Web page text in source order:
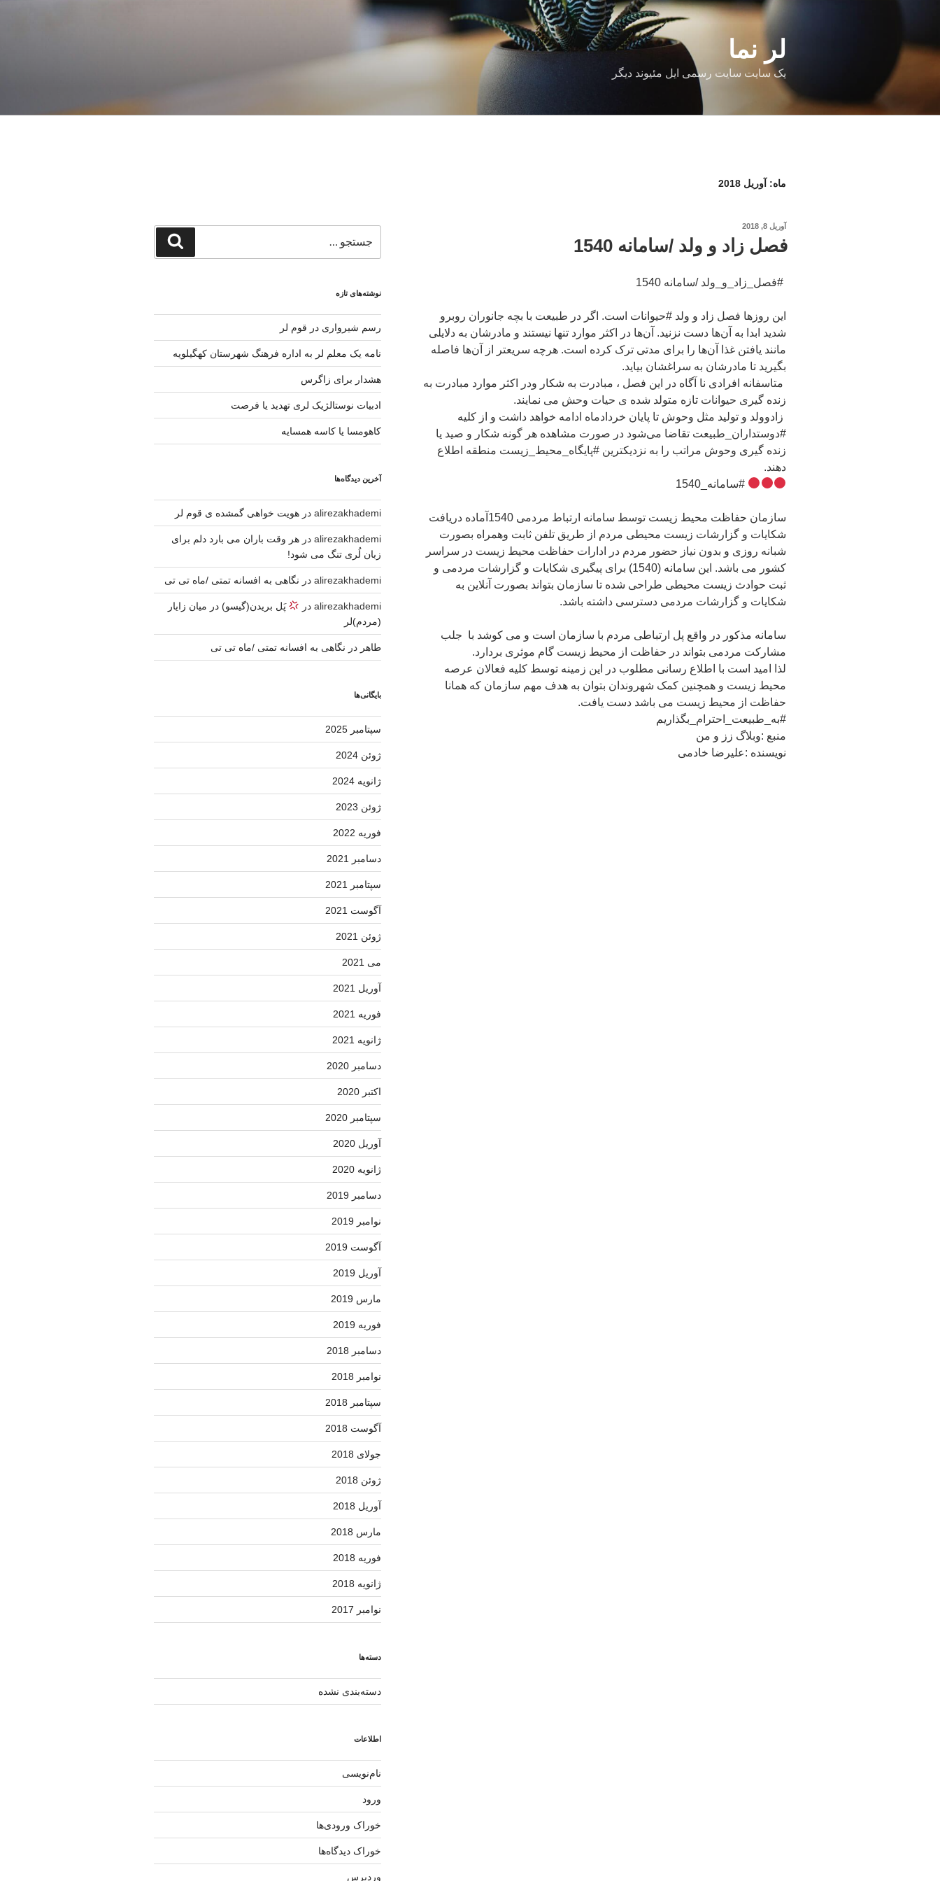
لر نما
یک سایت سایت رسمی ایل مئیوند دیگر
ماه: آوریل 2018
نوشته‌شده
آوریل 8, 2018
فصل زاد و ولد /سامانه 1540
‌ #فصل_زاد_و_ولد /سامانه 1540
این روزها فصل زاد و ولد #حیوانات است. اگر در طبیعت با بچه جانوران روبرو
شدید ابدا به آن‌ها دست نزنید. آن‌ها در اکثر موارد تنها نیستند و مادرشان به دلایلی
مانند یافتن غذا آن‌ها را برای مدتی ترک کرده است. هرچه سریعتر از آن‌ها فاصله
بگیرید تا مادرشان به سراغشان بیاید.
متاسفانه افرادی نا آگاه در این فصل ، مبادرت به شکار ودر اکثر موارد مبادرت به
زنده گیری حیوانات تازه متولد شده ی حیات وحش می نمایند.
زادوولد و تولید مثل وحوش تا پایان خردادماه ادامه خواهد داشت و از کلیه
#دوستداران_طبیعت تقاضا می‌شود در صورت مشاهده هر گونه شکار و صید یا
زنده گیری وحوش مراتب را به نزدیکترین #پایگاه_محیط_زیست منطقه اطلاع
دهند.
#سامانه_1540
سازمان حفاظت محیط زیست توسط سامانه ارتباط مردمی 1540آماده دریافت
شکایات و گزارشات زیست محیطی مردم از طریق تلفن ثابت وهمراه بصورت
شبانه روزی و بدون نیاز حضور مردم در ادارات حفاظت محیط زیست در سراسر
کشور می باشد. این سامانه (1540) برای پیگیری شکایات و گزارشات مردمی و
ثبت حوادث زیست محیطی طراحی شده تا سازمان بتواند بصورت آنلاین به
شکایات و گزارشات مردمی دسترسی داشته باشد.
سامانه مذکور در واقع پل ارتباطی مردم با سازمان است و می کوشد با جلب
مشارکت مردمی بتواند در حفاظت از محیط زیست گام موثری بردارد.
لذا امید است با اطلاع رسانی مطلوب در این زمینه توسط کلیه فعالان عرصه
محیط زیست و همچنین کمک شهروندان بتوان به هدف مهم سازمان که همانا
حفاظت از محیط زیست می باشد دست یافت.
#به_طبیعت_احترام_بگذاریم
منبع :وبلاگ زز و من
نویسنده :علیرضا خادمی
برای
جستجو
نوشته‌های تازه
رسم شیرواری در قوم لر
نامه یک معلم لر به اداره فرهنگ شهرستان کهگیلویه
هشدار برای زاگرس
ادبیات نوستالژیک لری تهدید یا فرصت
کاهومسا یا کاسه همسایه
آخرین دیدگاه‌ها
alirezakhademiدر هویت خواهی گمشده ی قوم لر
alirezakhademiدر هر وقت باران می بارد دلم برای
زبان لُری تنگ می شود!
alirezakhademiدر نگاهی به افسانه تمتی /ماه تی تی
alirezakhademiدر
پَل بریدن(گیسو) در میان زایار
(مردم)لر
طاهر در نگاهی به افسانه تمتی /ماه تی تی
بایگانی‌ها
سپتامبر 2025
ژوئن 2024
ژانویه 2024
ژوئن 2023
فوریه 2022
دسامبر 2021
سپتامبر 2021
آگوست 2021
ژوئن 2021
می 2021
آوریل 2021
فوریه 2021
ژانویه 2021
دسامبر 2020
اکتبر 2020
سپتامبر 2020
آوریل 2020
ژانویه 2020
دسامبر 2019
نوامبر 2019
آگوست 2019
آوریل 2019
مارس 2019
فوریه 2019
دسامبر 2018
نوامبر 2018
سپتامبر 2018
آگوست 2018
جولای 2018
ژوئن 2018
آوریل 2018
مارس 2018
فوریه 2018
ژانویه 2018
نوامبر 2017
دسته‌ها
دسته‌بندی نشده
اطلاعات
نام‌نویسی
ورود
خوراک ورودی‌ها
خوراک دیدگاه‌ها
وردپرس